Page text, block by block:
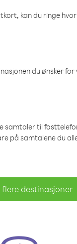
kan du ringe
du ønsker for
til
på samtalene du
flere destinasjoner